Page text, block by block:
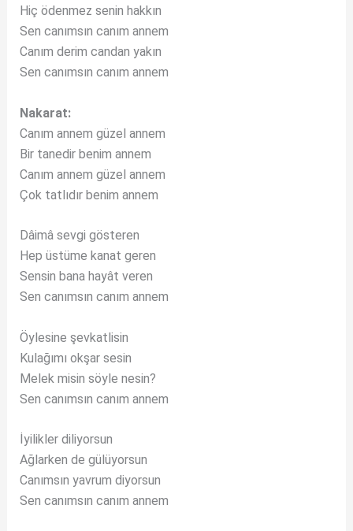
Hiç ödenmez senin hakkın
Sen canımsın canım annem
Canım derim candan yakın
Sen canımsın canım annem
Nakarat:
Canım annem güzel annem
Bir tanedir benim annem
Canım annem güzel annem
Çok tatlıdır benim annem
Dâimâ sevgi gösteren
Hep üstüme kanat geren
Sensin bana hayât veren
Sen canımsın canım annem
Öylesine şevkatlisin
Kulağımı okşar sesin
Melek misin söyle nesin?
Sen canımsın canım annem
İyilikler diliyorsun
Ağlarken de gülüyorsun
Canımsın yavrum diyorsun
Sen canımsın canım annem